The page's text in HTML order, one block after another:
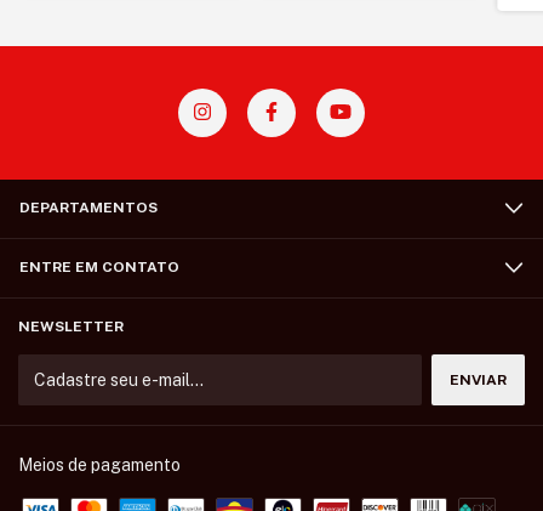
DEPARTAMENTOS
ENTRE EM CONTATO
NEWSLETTER
Meios de pagamento